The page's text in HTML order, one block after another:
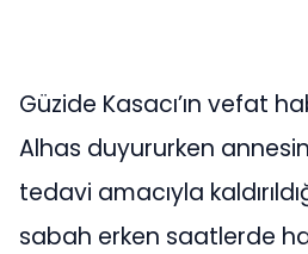
Güzide Kasacı’ın vefat
Alhas duyururken
tedavi amacıyla
sabah erken saatlerde